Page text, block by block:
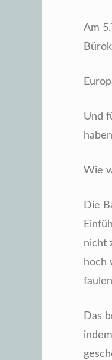
Am
Und
Wie
Die
nicht
hoch
Das